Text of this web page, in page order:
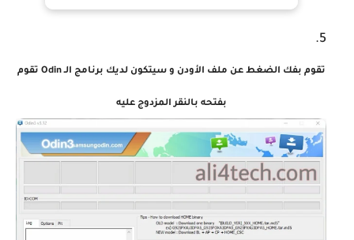
تقوم بفك الضغط عن ملف الأودن و سيتكون لديك برنامج الـ Odin تقوم
بفتحه بالنقر المزدوج عليه